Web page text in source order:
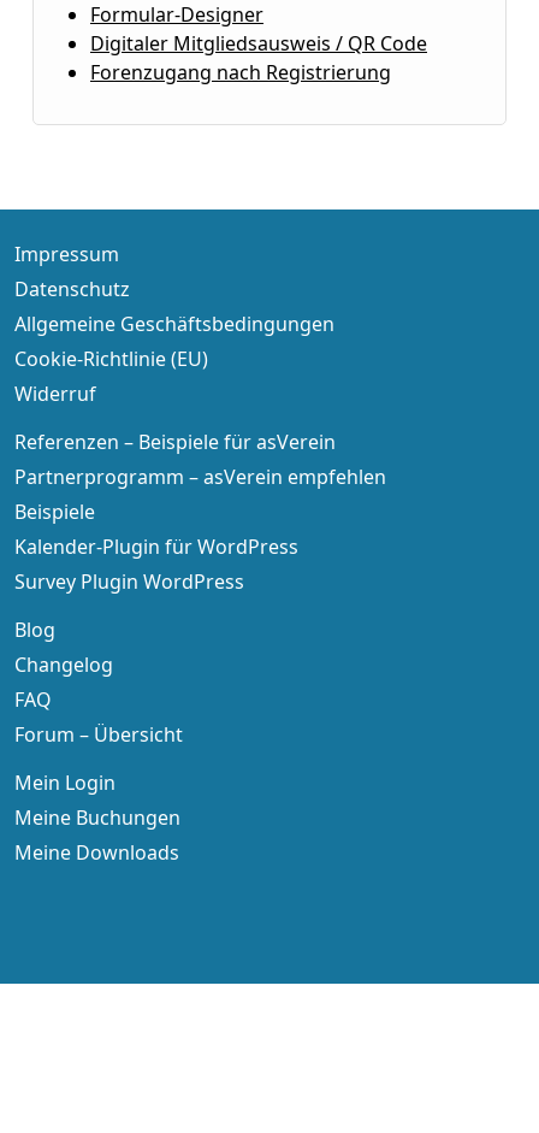
Formular-Designer
Digitaler Mitgliedsausweis / QR Code
Forenzugang nach Registrierung
Impressum
Datenschutz
Allgemeine Geschäftsbedingungen
Cookie-Richtlinie (EU)
Widerruf
Referenzen – Beispiele für asVerein
Partnerprogramm – asVerein empfehlen
Beispiele
Kalender-Plugin für WordPress
Survey Plugin WordPress
Blog
Changelog
FAQ
Forum – Übersicht
Mein Login
Meine Buchungen
Meine Downloads